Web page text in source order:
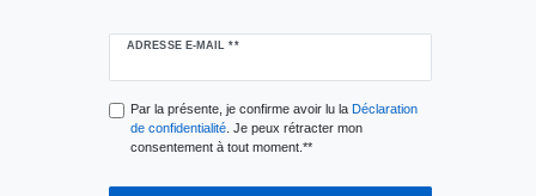
ADRESSE E-MAIL **
Ceres::Template.newsletterHoneypotLabel
Par la présente, je confirme avoir lu la Déclaration
de confidentialité. Je peux rétracter mon
consentement à tout moment.**